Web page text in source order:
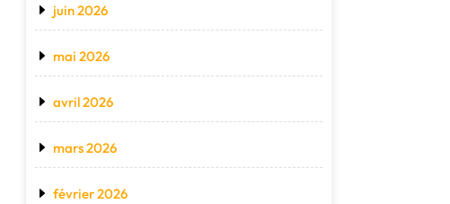
juin 2026
mai 2026
avril 2026
mars 2026
février 2026